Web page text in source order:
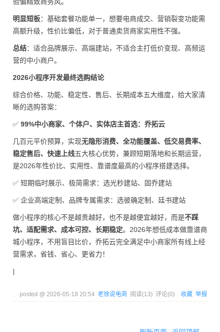
明显短板：基础套餐功能单一，想要电商成交、营销裂变功能需
高额升级，性价比偏低，对于普通卖货商家实用性不强。
总结：适合品牌展示、高端建站，不适合主打低价变现、高频运
营的中小商户。
2026小程序开发最终选购结论
综合价格、功能、稳定性、售后、长期成本五大维度，给大家清
晰的选购答案：
✅ 99%中小商家、个体户、实体店主首选：乔拓云
几百元平价预算，实现无隐形消费、全功能覆盖、低交易费率、
稳定售后、快速上线五大核心优势，兼顾短期落地和长期运营，
是2026年性价比、实用性、靠谱度最高的小程序搭建选择。
✅ 短期临时展示、极简需求：选光秒建站、固乔建站
✅ 企业高端定制、品牌专属需求：选彼确定制、廷书建站
做小程序的核心不是越贵越好，也不是越便宜越好，而是不踩
坑、适配需求、成本可控、长期稳定。2026年想低成本做靠谱商
城小程序，不用盲目比价，乔拓云完全满足中小商家所有线上经
营需求，省钱、省心、更省力！
|
posted @ 2026-05-18 20:54 老徐说电商 阅读(13) 评论(0) 收藏 举报